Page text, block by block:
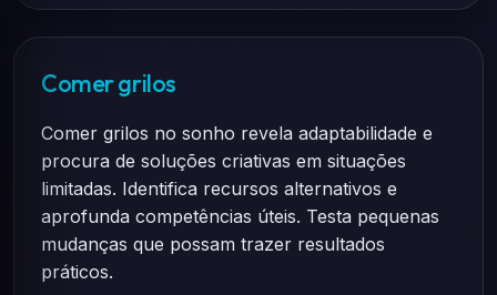
Comer grilos
Comer grilos no sonho revela adaptabilidade e
procura de soluções criativas em situações
limitadas. Identifica recursos alternativos e
aprofunda competências úteis. Testa pequenas
mudanças que possam trazer resultados
práticos.